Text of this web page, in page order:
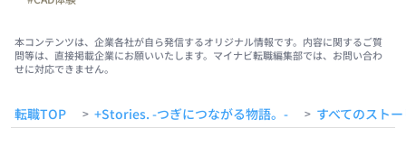
本コンテンツは、企業各社が自ら発信するオリジナル情報です。内容に関するご質
問等は、直接掲載企業にお願いいたします。マイナビ転職編集部では、お問い合わ
せに対応できません。
転職TOP > +Stories. -つぎにつながる物語。- > すべてのスト